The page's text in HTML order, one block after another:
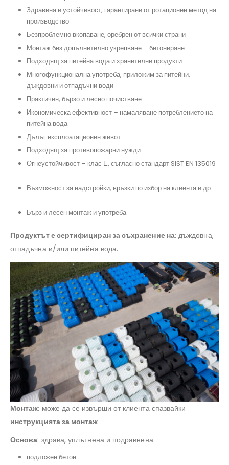
Здравина и устойчивост, гарантирани от ротационен метод на
производство
Безпроблемно вкопаване, оребрен от всички страни
Монтаж без допълнително укрепване – бетониране
Подходящ за питейна вода и хранителни продукти
Многофункционална употреба, приложим за питейни,
дъждовни и отпадъчни води
Практичен, бързо и лесно почистване
Икономическа ефективност – намаляване потреблението на
питейна вода
Дълъг експлоатационен живот
Подходящ за противопожарни нужди
Огнеустойчивост – клас Е, съгласно стандарт SIST EN 135019
Възможност за надстройки, връзки по избор на клиента и др.
Бърз и лесен монтаж и употреба
Продуктът е сертифициран за съхранение на: дъждовна,
отпадъчна и/или питейна вода.
Монтаж: може да се извърши от клиента спазвайки
инструкцията за монтаж
Основа: здрава, уплътнена и подравнена
подложен бетон